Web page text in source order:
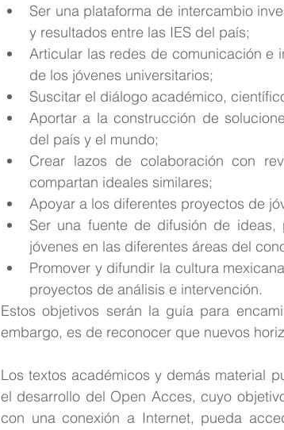
Ser una plataforma de intercambio
y resultados entre las IES del país;
Articular las redes de comunicación e
de los jóvenes universitarios;
Suscitar el diálogo académico,
Aportar a la construcción de
del país y el mundo;
Crear lazos de colaboración con
compartan ideales similares;
Apoyar a los diferentes proyectos de
Ser una fuente de difusión de ideas,
jóvenes en las diferentes áreas del
Promover y difundir la cultura
proyectos de análisis e intervención.
Estos objetivos serán la guía para
embargo, es de reconocer que nuevos
Los textos académicos y demás material
el desarrollo del Open Acces, cuyo
con una conexión a Internet, pueda